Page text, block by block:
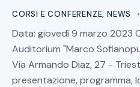
CORSI E CONFERENZE,NEWS
Data: giovedì 9 marzo 2023
Auditorium "Marco
Via Armando Diaz, 27 -
presentazione, programma,